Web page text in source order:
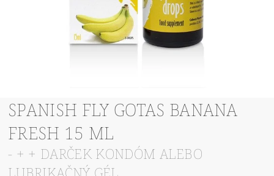
SPANISH FLY GOTAS BANANA
FRESH 15 ML
- + + DARČEK KONDÓM ALEBO